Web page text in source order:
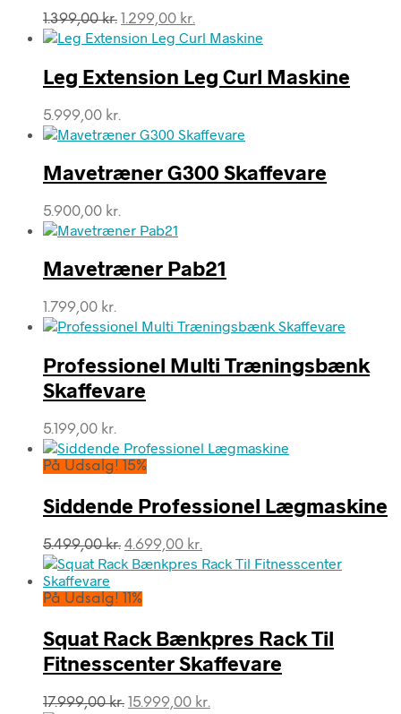
1.399,00kr. Den
oprindelige
var:
1.399,00 kr..
1.299,00 kr.
aktuelle
er:
1.299,00 kr..
Leg Extension Leg Curl Maskine
5.999,00 kr.
Mavetræner G300 Skaffevare
5.900,00 kr.
Mavetræner Pab21
1.799,00 kr.
Professionel Multi Træningsbænk
Skaffevare
5.199,00 kr.
På Udsalg! 15%
Siddende Professionel Lægmaskine
5.499,00kr. Den
oprindelige
var:
4.699,00 kr.
aktuelle
På Udsalg! 11%
Squat Rack Bænkpres Rack Til
Fitnesscenter Skaffevare
17.999,00kr. Den
15.999,00 kr.